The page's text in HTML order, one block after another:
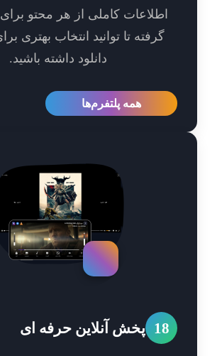
کاملی از هر محتو برای شما قرار
گرفته تا توانید انتخاب بهتری برای تماشا و
دانلود داشته باشید.
همه پلتفرم‌ها
پخش آنلاین حرفه ای